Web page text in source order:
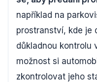
například na
prostranství, kde je
důkladnou kontrolu
možnost si
zkontrolovat jeho